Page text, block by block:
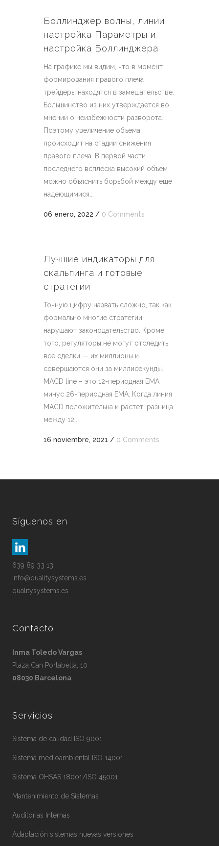
Боллинджер волны, линии,
настройка Параметры и
настройка Боллинджера
На графике мы видим, что в момент
формирования правого плеча
трейдеры находятся в замешательстве.
Большинство из них утверждается во
мнении о неизбежности разворота.
Поэтому увеличение объема
происходит на стадии снижения
правого плеча. В первой части
последнего всплеска высокий объем
можно объяснить борьбой между еще
надеющимися...
06 enero, 2022 / 0 Comments
Лучшие индикаторы для
скальпинга и готовые
стратегии
Точную цифру назвать сложно, так как
формально многие стратегии
нарушают законодательство. Кроме
того, регуляторы не могут отследить
все сделки — их миллионы и
совершаются они за миллисекунды.
MACD line – это 12-периодная EMA
минус 26-периодная EMA. Когда линия
MACD положительна и растет, разница
между 12...
16 noviembre, 2021 / 0 Comments
Síguenos en
639 89 33 13
info@qualitysystems.es
qualitysystems.es
Contacto
Inma Toledo Vargas
Plaza Can Portabella, 10
08030 Barcelona
Servicios
Sistema de calidad ISO 9001
Sistema medioambiental ISO 14001
Sistema OHSAS 18001/ISO 45001
Mantenimiento de Sistemas
Auditorias Internas
Adaptación sistemas nuevas versiones